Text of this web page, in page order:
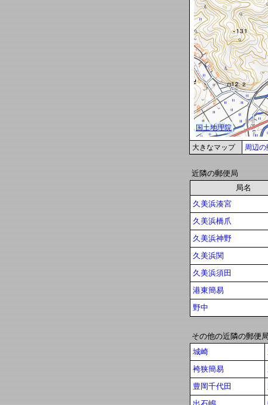
大きなマップ 周辺の
近隣の郵便局
局名
久美浜湊宮
久美浜橋爪
久美浜神野
久美浜関
久美浜須田
港東簡易
野中
その他の近隣の郵便
城崎
袴狭簡易
豊岡千代田